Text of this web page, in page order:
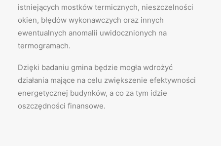
istniejących mostków termicznych, nieszczelności
okien, błędów wykonawczych oraz innych
ewentualnych anomalii uwidocznionych na
termogramach.
Dzięki badaniu gmina będzie mogła wdrożyć
działania mające na celu zwiększenie efektywności
energetycznej budynków, a co za tym idzie
oszczędności finansowe.